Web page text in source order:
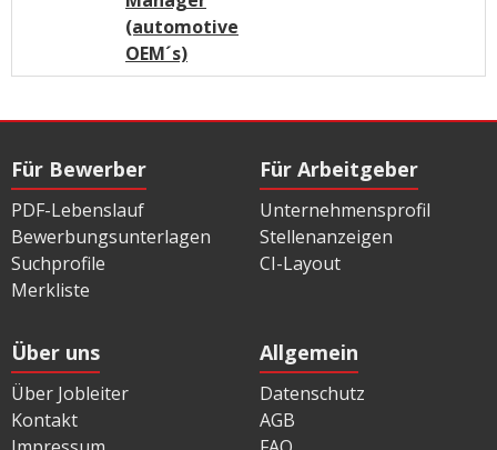
(automotive
OEM´s)
Für Bewerber
PDF-Lebenslauf
Bewerbungsunterlagen
Suchprofile
Merkliste
Für Arbeitgeber
Unternehmensprofil
Stellenanzeigen
CI-Layout
Über uns
Über Jobleiter
Kontakt
Allgemein
Datenschutz
AGB